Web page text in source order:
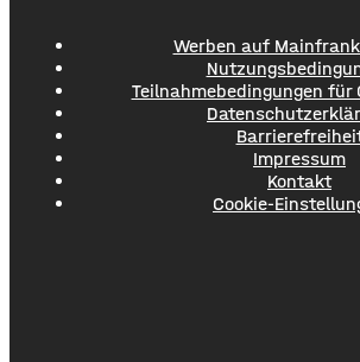
Werben auf
Teilnahmebedingungen für
Impressum
Kontakt
Cookie-